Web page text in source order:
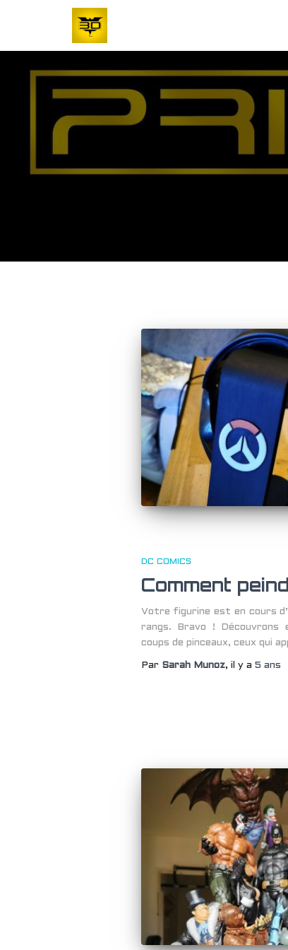
DC COMICS
Comment
Votre figurine est en cours
rangs. Bravo ! Découvrons
coups de pinceaux, ceux qui
Par Sarah Munoz, il y a 5 ans